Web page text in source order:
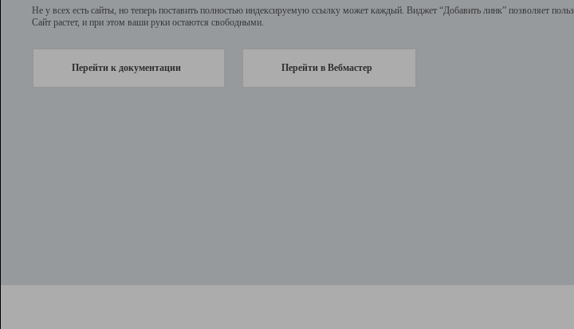
Не у всех есть сайты, но теперь поставить полностью индексируемую ссылку может каждый. Виджет “Добавить линк” позволяет
Сайт растет, и при этом ваши руки остаются свободными.
Перейти к документации Перейти в Вебмастер